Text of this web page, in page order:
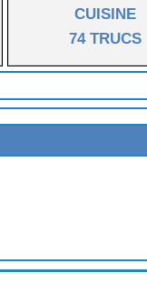
CUISINE
74 TRUCS